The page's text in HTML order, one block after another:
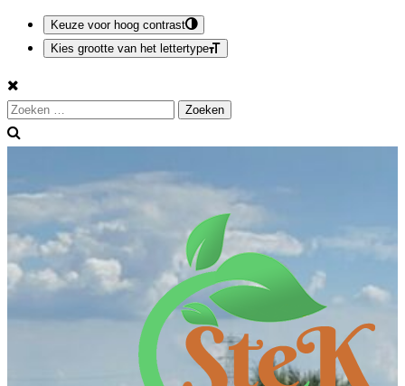
Keuze voor hoog contrast
Kies grootte van het lettertype
Spring
naar
inhoud
Zoeken
naar: